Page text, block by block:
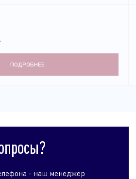
ПОДРОБНЕЕ
- наш менеджер